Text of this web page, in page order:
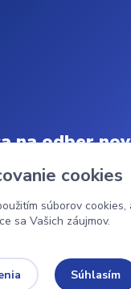
na odber
| Všetky práva
cookies
súborov
sa Vašich záujmov.
Súhlasím